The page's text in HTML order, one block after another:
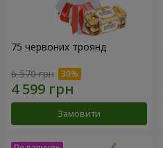
75 червоних троянд
6 570 грн
Замовити